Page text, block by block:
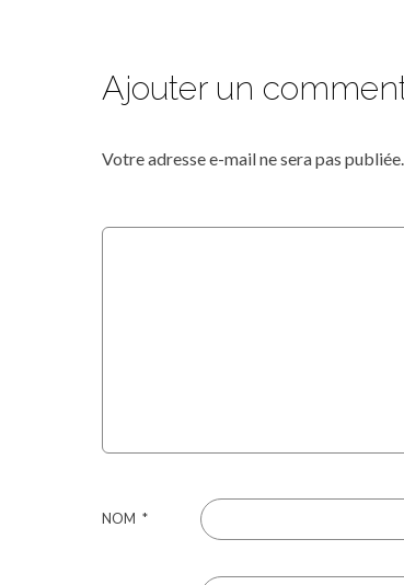
Ajouter un
Votre adresse e-mail ne sera pas publiée.
NOM *